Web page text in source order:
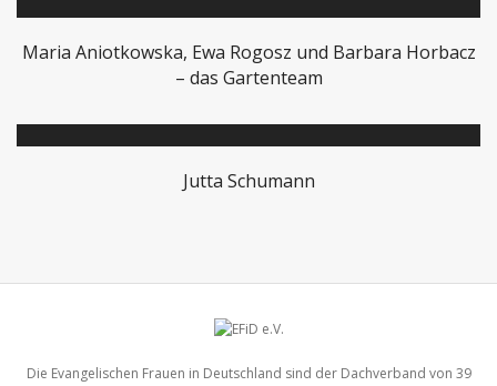
Maria Aniotkowska, Ewa Rogosz und Barbara Horbacz
– das Gartenteam
Jutta Schumann
Die Evangelischen Frauen in Deutschland sind der Dachverband von 39